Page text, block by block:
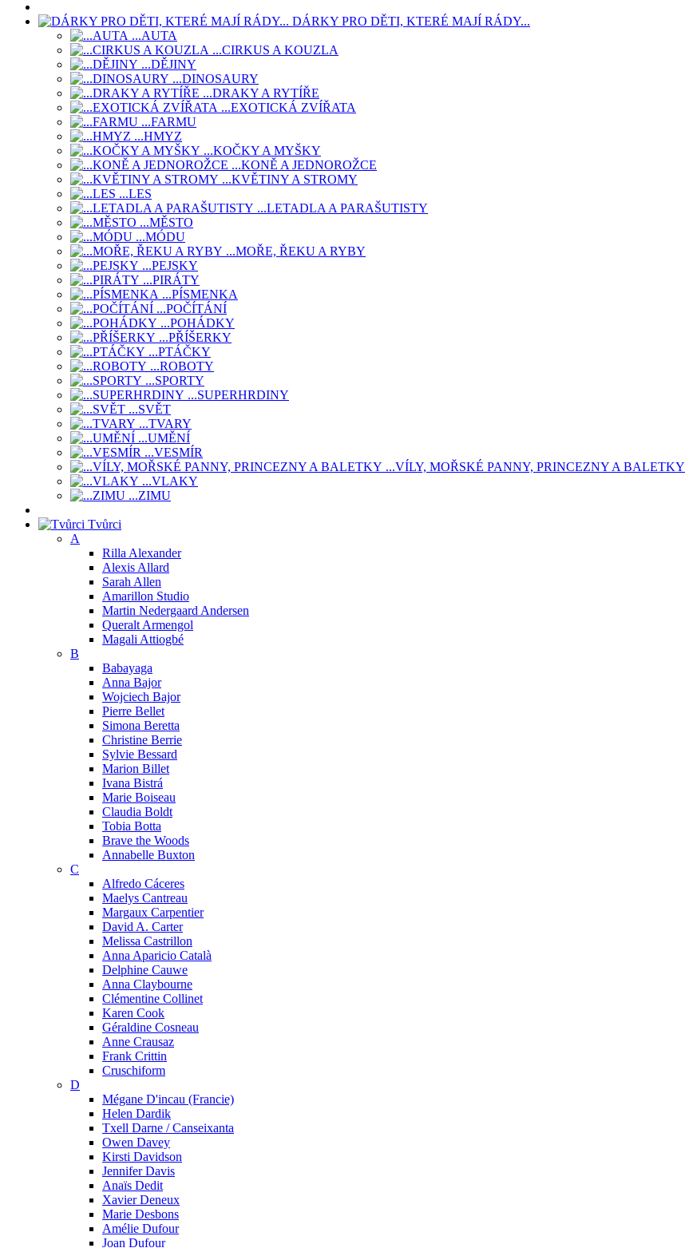
DÁRKY PRO DĚTI, KTERÉ MAJÍ RÁDY...
...AUTA
...CIRKUS A KOUZLA
...DĚJINY
...DINOSAURY
...DRAKY A RYTÍŘE
...EXOTICKÁ ZVÍŘATA
...FARMU
...HMYZ
...KOČKY A MYŠKY
...KONĚ A JEDNOROŽCE
...KVĚTINY A STROMY
...LES
...LETADLA A PARAŠUTISTY
...MĚSTO
...MÓDU
...MOŘE, ŘEKU A RYBY
...PEJSKY
...PIRÁTY
...PÍSMENKA
...POČÍTÁNÍ
...POHÁDKY
...PŘÍŠERKY
...PTÁČKY
...ROBOTY
...SPORTY
...SUPERHRDINY
...SVĚT
...TVARY
...UMĚNÍ
...VESMÍR
...VÍLY, MOŘSKÉ PANNY, PRINCEZNY A BALETKY
...VLAKY
...ZIMU
Tvůrci
A
Rilla Alexander
Alexis Allard
Sarah Allen
Amarillon Studio
Martin Nedergaard Andersen
Queralt Armengol
Magali Attiogbé
B
Babayaga
Anna Bajor
Wojciech Bajor
Pierre Bellet
Simona Beretta
Christine Berrie
Sylvie Bessard
Marion Billet
Ivana Bistrá
Marie Boiseau
Claudia Boldt
Tobia Botta
Brave the Woods
Annabelle Buxton
C
Alfredo Cáceres
Maelys Cantreau
Margaux Carpentier
David A. Carter
Melissa Castrillon
Anna Aparicio Català
Delphine Cauwe
Anna Claybourne
Clémentine Collinet
Karen Cook
Géraldine Cosneau
Anne Crausaz
Frank Crittin
Cruschiform
D
Mégane D'incau (Francie)
Helen Dardik
Txell Darne / Canseixanta
Owen Davey
Kirsti Davidson
Jennifer Davis
Anaïs Dedit
Xavier Deneux
Marie Desbons
Amélie Dufour
Joan Dufour